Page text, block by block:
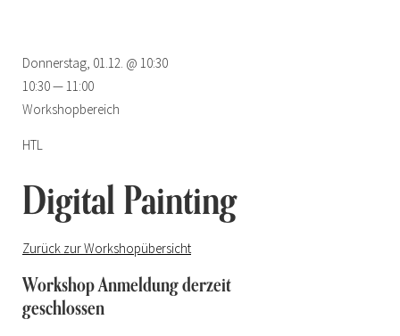
Digital Painting
Zurück zur Workshopübersicht
Workshop Anmeldung derzeit
geschlossen
Donnerstag, 01.12. @ 10:30
10:30 — 11:00
Workshopbereich
HTL